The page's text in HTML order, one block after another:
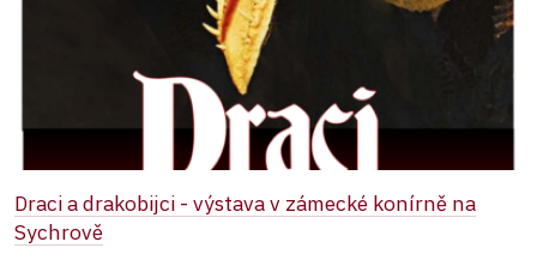
Draci a drakobijci - výstava v zámecké konírně na
Sychrově